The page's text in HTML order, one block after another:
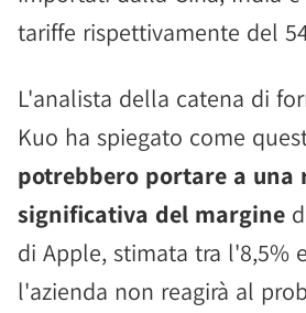
tariffe rispettivamente del
L'analista della catena di
Kuo ha spiegato come
potrebbero portare a una
significativa del margine
di Apple, stimata tra l'8,5%
l'azienda non reagirà al